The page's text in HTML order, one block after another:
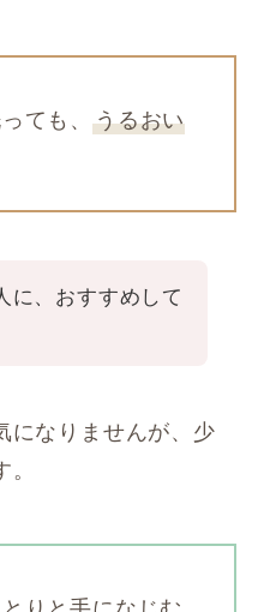
ても、うるおい
に、おすすめして
になりませんが、少